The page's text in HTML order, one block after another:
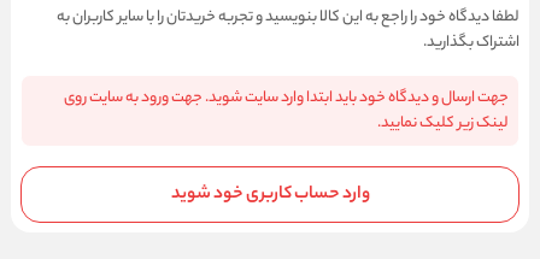
لطفا دیدگاه خود را راجع به این کالا بنویسید و تجربه خریدتان را با سایر کاربران به
اشتراک بگذارید.
جهت ارسال و دیدگاه خود باید ابتدا وارد سایت شوید. جهت ورود به سایت روی
لینک زیر کلیک نمایید.
وارد حساب کاربری خود شوید